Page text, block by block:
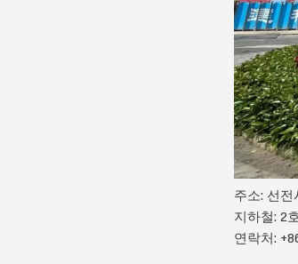
주소: 선전
지하철: 2
연락처: